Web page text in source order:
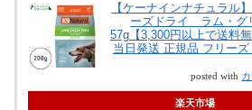
【ケーナインナチュラル
ーズドライ ラム・グ
57g【3,300円以上で送料
当日発送 正規品 フリーズ
posted with
楽天市場